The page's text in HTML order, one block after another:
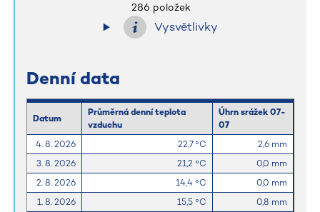
286 položek
Vysvětlivky
Denní data
Datum
Průměrná denní teplota
vzduchu
Úhrn srážek 07-
07
4. 8. 2026
22,7 °C
2,6 mm
3. 8. 2026
21,2 °C
0,0 mm
2. 8. 2026
14,4 °C
0,0 mm
1. 8. 2026
15,5 °C
0,8 mm